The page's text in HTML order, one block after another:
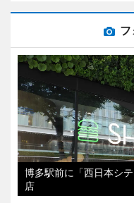
博多駅前に「西日本シ
店